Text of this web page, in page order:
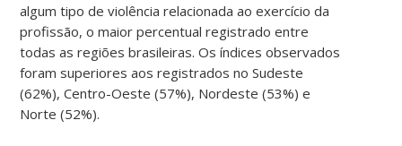
algum tipo de violência relacionada ao exercício da
profissão, o maior percentual registrado entre
todas as regiões brasileiras. Os índices observados
foram superiores aos registrados no Sudeste
(62%), Centro-Oeste (57%), Nordeste (53%) e
Norte (52%).